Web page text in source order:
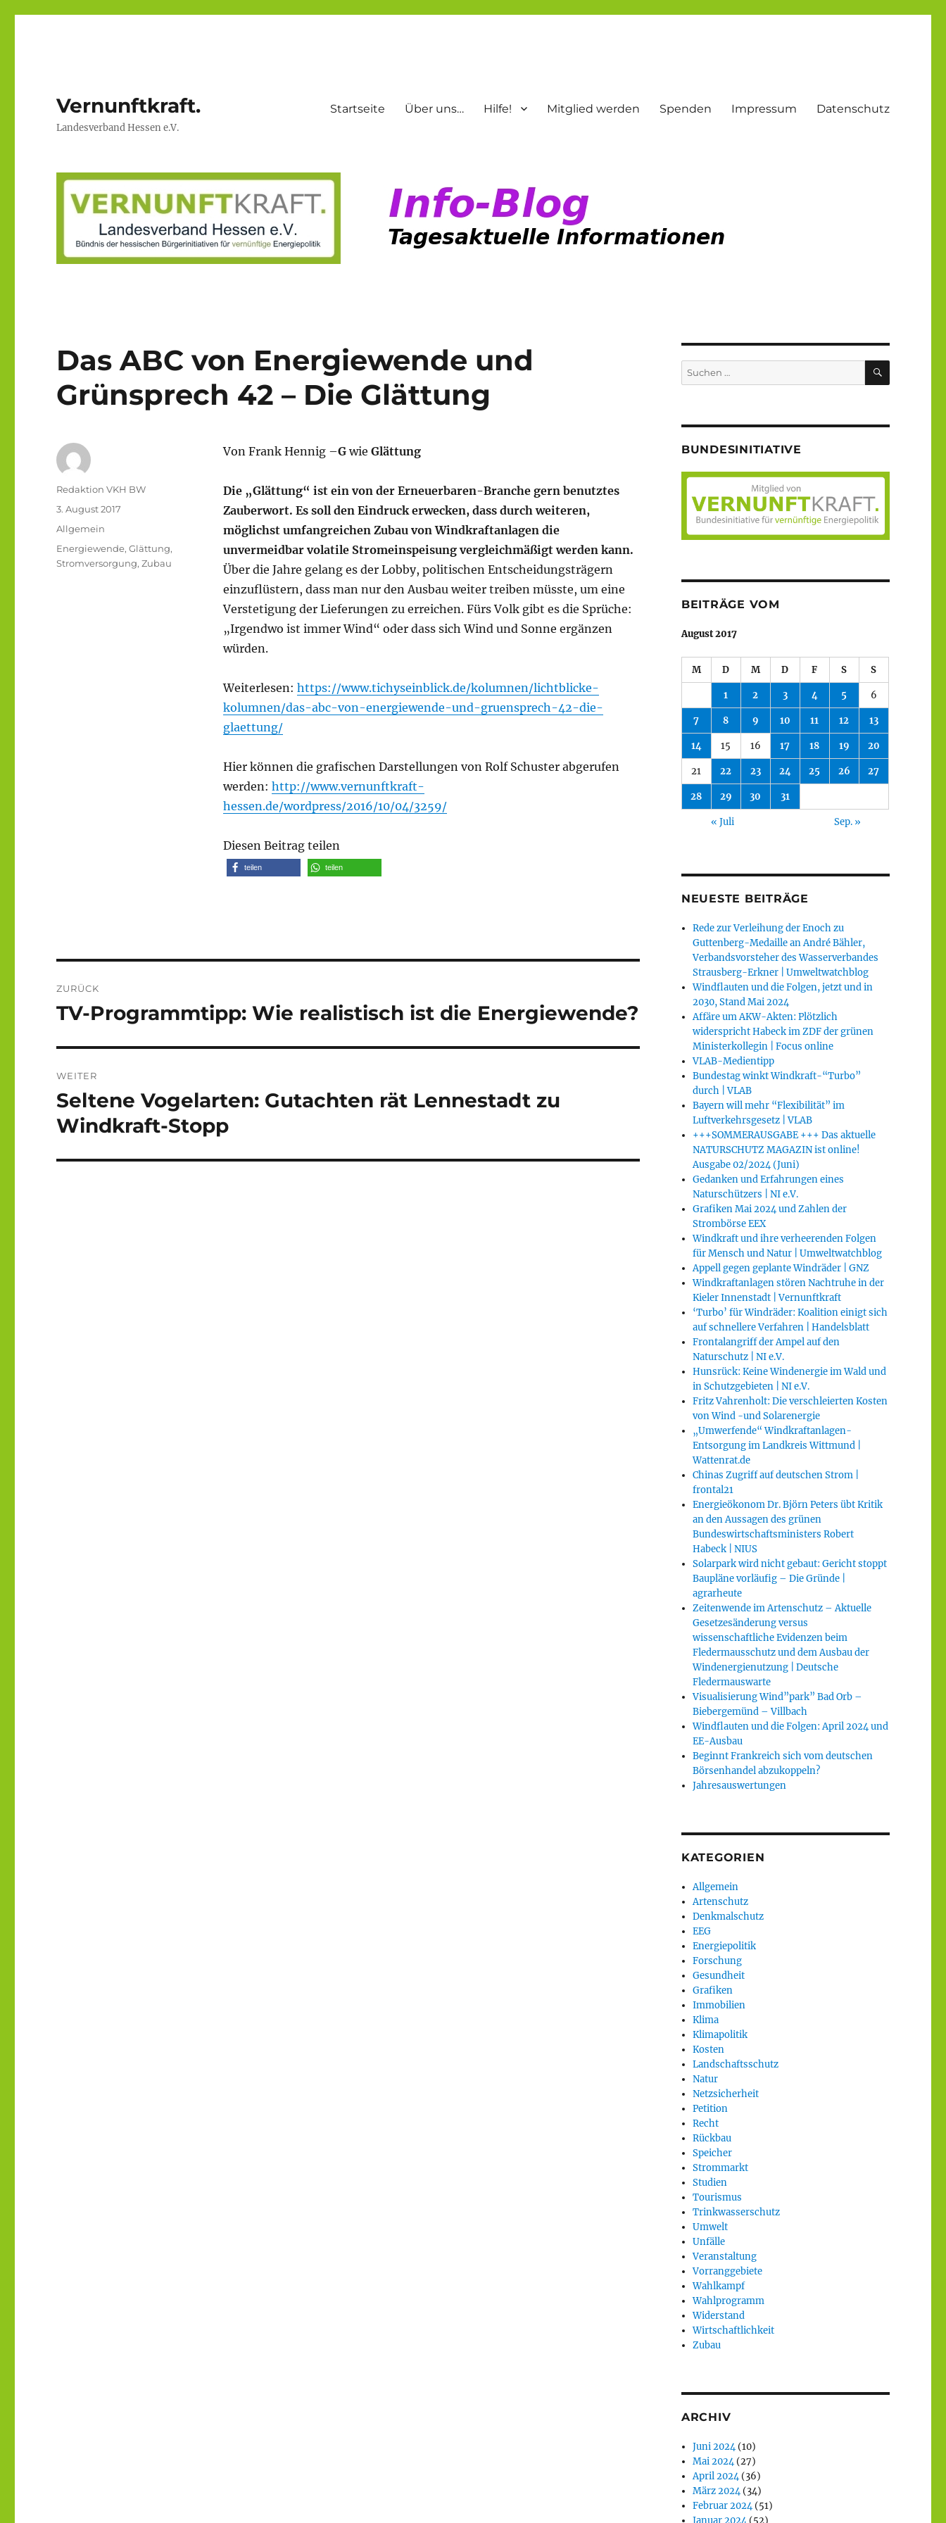
Vernunftkraft.
Landesverband Hessen e.V.
Startseite Über uns… Hilfe! Mitglied werden Spenden Impressum Datenschutz
Das ABC von Energiewende und
Grünsprech 42 – Die Glättung
Von Frank Hennig –Gwie Glättung
Die „Glättung“ ist ein von der Erneuerbaren-Branche gern benutztes
Zauberwort. Es soll den Eindruck erwecken, dass durch weiteren,
möglichst umfangreichen Zubau von Windkraftanlagen die
unvermeidbar volatile Stromeinspeisung vergleichmäßigt werden kann.
Über die Jahre gelang es der Lobby, politischen Entscheidungsträgern
einzuflüstern, dass man nur den Ausbau weiter treiben müsste, um eine
Verstetigung der Lieferungen zu erreichen. Fürs Volk gibt es die Sprüche:
„Irgendwo ist immer Wind“ oder dass sich Wind und Sonne ergänzen
würden.
Weiterlesen: https://www.tichyseinblick.de/kolumnen/lichtblicke-
kolumnen/das-abc-von-energiewende-und-gruensprech-42-die-
glaettung/
Hier können die grafischen Darstellungen von Rolf Schuster abgerufen
werden: http://www.vernunftkraft-
hessen.de/wordpress/2016/10/04/3259/
Diesen Beitrag teilen
teilen teilen
Autor
Redaktion VKH BW
Veröffentlicht
am
3. August 2017
Kategorien
Allgemein
Schlagwörter
Energiewende,Glättung,
Stromversorgung,Zubau
ZURÜCK
Vorheriger
TV-Programmtipp: Wie realistisch ist die Energiewende?
WEITER
Nächster
Beitrag:
Seltene Vogelarten: Gutachten rät Lennestadt zu
Windkraft-Stopp
Suche
nach:
SUCHEN
BUNDESINITIATIVE
BEITRÄGE VOM
August 2017
M D M D F S S
1 2 3 4 5 6
7 8 9 10 11 12 13
14 15 16 17 18 19 20
21 22 23 24 25 26 27
28 29 30 31
« Juli Sep. »
NEUESTE BEITRÄGE
Rede zur Verleihung der Enoch zu
Guttenberg-Medaille an André Bähler,
Verbandsvorsteher des Wasserverbandes
Strausberg-Erkner | Umweltwatchblog
Windflauten und die Folgen, jetzt und in
2030, Stand Mai 2024
Affäre um AKW-Akten: Plötzlich
widerspricht Habeck im ZDF der grünen
Ministerkollegin | Focus online
VLAB-Medientipp
Bundestag winkt Windkraft-“Turbo”
durch | VLAB
Bayern will mehr “Flexibilität” im
Luftverkehrsgesetz | VLAB
+++SOMMERAUSGABE +++ Das aktuelle
NATURSCHUTZ MAGAZIN ist online!
Ausgabe 02/2024 (Juni)
Gedanken und Erfahrungen eines
Naturschützers | NI e.V.
Grafiken Mai 2024 und Zahlen der
Strombörse EEX
Windkraft und ihre verheerenden Folgen
für Mensch und Natur | Umweltwatchblog
Appell gegen geplante Windräder | GNZ
Windkraftanlagen stören Nachtruhe in der
Kieler Innenstadt | Vernunftkraft
‘Turbo’ für Windräder: Koalition einigt sich
auf schnellere Verfahren | Handelsblatt
Frontalangriff der Ampel auf den
Naturschutz | NI e.V.
Hunsrück: Keine Windenergie im Wald und
in Schutzgebieten | NI e.V.
Fritz Vahrenholt: Die verschleierten Kosten
von Wind -und Solarenergie
„Umwerfende“ Windkraftanlagen-
Entsorgung im Landkreis Wittmund |
Wattenrat.de
Chinas Zugriff auf deutschen Strom |
frontal21
Energieökonom Dr. Björn Peters übt Kritik
an den Aussagen des grünen
Bundeswirtschaftsministers Robert
Habeck | NIUS
Solarpark wird nicht gebaut: Gericht stoppt
Baupläne vorläufig – Die Gründe |
agrarheute
Zeitenwende im Artenschutz – Aktuelle
Gesetzesänderung versus
wissenschaftliche Evidenzen beim
Fledermausschutz und dem Ausbau der
Windenergienutzung | Deutsche
Fledermauswarte
Visualisierung Wind”park” Bad Orb –
Biebergemünd – Villbach
Windflauten und die Folgen: April 2024 und
EE-Ausbau
Beginnt Frankreich sich vom deutschen
Börsenhandel abzukoppeln?
Jahresauswertungen
KATEGORIEN
Allgemein
Artenschutz
Denkmalschutz
EEG
Energiepolitik
Forschung
Gesundheit
Grafiken
Immobilien
Klima
Klimapolitik
Kosten
Landschaftsschutz
Natur
Netzsicherheit
Petition
Recht
Rückbau
Speicher
Strommarkt
Studien
Tourismus
Trinkwasserschutz
Umwelt
Unfälle
Veranstaltung
Vorranggebiete
Wahlkampf
Wahlprogramm
Widerstand
Wirtschaftlichkeit
Zubau
ARCHIV
Juni 2024(10)
Mai 2024(27)
April 2024(36)
März 2024(34)
Februar 2024(51)